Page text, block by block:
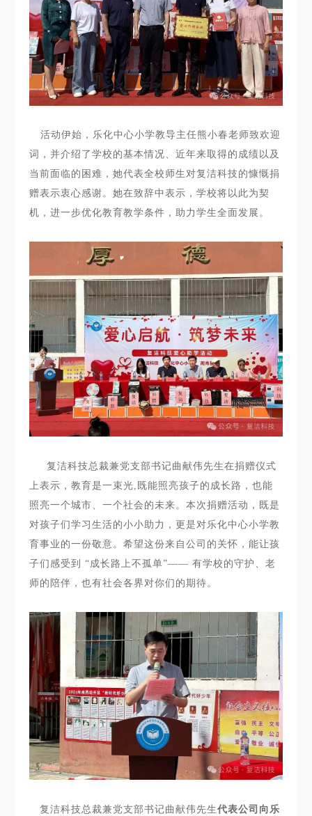
活动伊始，乐化中心小学教导主任熊小春老师致欢迎
词，并介绍了学校的基本情况、近年来取得的成绩以及
当前面临的困难，她代表全校师生对复洁科技的慷慨捐
赠表示衷心感谢。她在致辞中表示，学校将以此为契
机，进一步优化教育教学条件，助力学生全面发展。
复洁科技总裁兼党支部书记曲献伟先生在捐赠仪式
上表示，教育是一束光,既能照亮孩子的成长路，也能
照亮一个城市、一个社会的未来。本次捐赠活动，既是
对孩子们学习生活的小小助力，更是对乐化中心小学教
育事业的一份敬意。希望这份来自公司的关怀，能让孩
子们感受到 “成长路上不孤单”—— 有学校的守护、老
师的陪伴，也有社会各界对你们的期待。
复洁科技总裁兼党支部书记曲献伟先生代表公司向乐